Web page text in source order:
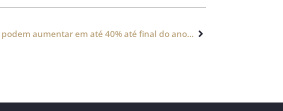
As autuações do Fisco podem aumentar em até 40% até final do ano. O que fazer?